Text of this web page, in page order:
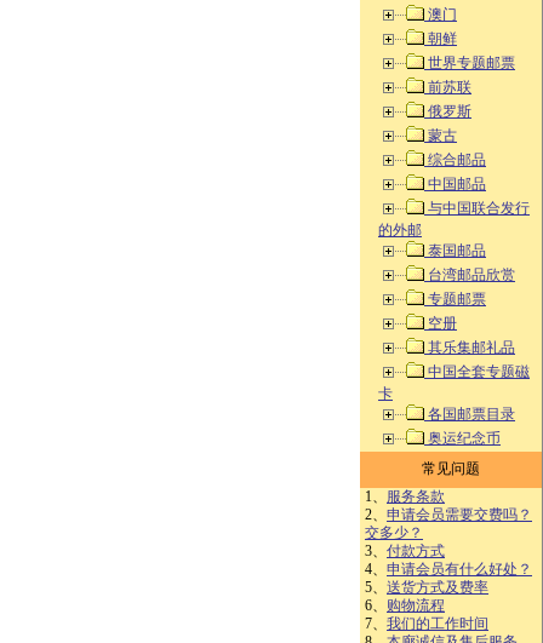
澳门
朝鲜
世界专题邮票
前苏联
俄罗斯
蒙古
综合邮品
中国邮品
与中国联合发行
的外邮
泰国邮品
台湾邮品欣赏
专题邮票
空册
其乐集邮礼品
中国全套专题磁
卡
各国邮票目录
奥运纪念币
常见问题
1、 服务条款
2、 申请会员需要交费吗？
交多少？
3、 付款方式
4、 申请会员有什么好处？
5、 送货方式及费率
6、 购物流程
7、 我们的工作时间